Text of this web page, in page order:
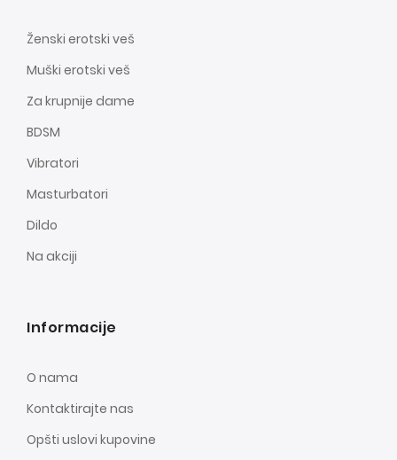
Ženski erotski veš
Muški erotski veš
Za krupnije dame
BDSM
Vibratori
Masturbatori
Dildo
Na akciji
Informacije
O nama
Kontaktirajte nas
Opšti uslovi kupovine